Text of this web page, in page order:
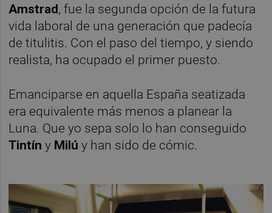
Amstrad, fue la segunda opción de la futura
vida laboral de una generación que padecía
de titulitis. Con el paso del tiempo, y siendo
realista, ha ocupado el primer puesto.
Emanciparse en aquella España seatizada
era equivalente más menos a planear la
Luna. Que yo sepa solo lo han conseguido
Tintín y Milú y han sido de cómic.